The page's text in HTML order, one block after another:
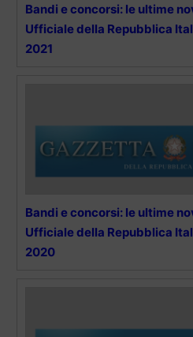
Bandi e concorsi: le ultime
Ufficiale della Repubblica
2021
Bandi e concorsi: le ultime
Ufficiale della Repubblica
2020